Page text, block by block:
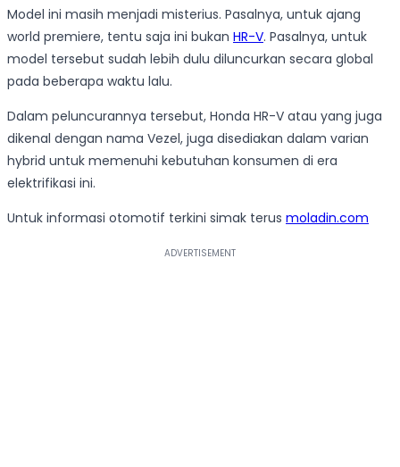
Model ini masih menjadi misterius. Pasalnya, untuk ajang
world premiere, tentu saja ini bukan HR-V. Pasalnya, untuk
model tersebut sudah lebih dulu diluncurkan secara global
pada beberapa waktu lalu.
Dalam peluncurannya tersebut, Honda HR-V atau yang juga
dikenal dengan nama Vezel, juga disediakan dalam varian
hybrid untuk memenuhi kebutuhan konsumen di era
elektrifikasi ini.
Untuk informasi otomotif terkini simak terus moladin.com